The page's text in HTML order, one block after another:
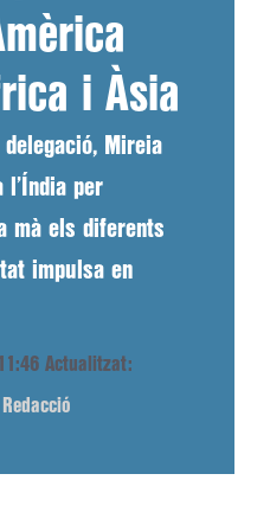
i Àsia
delegació, Mireia
l’Índia per
mà els diferents
impulsa en
Actualitzat: